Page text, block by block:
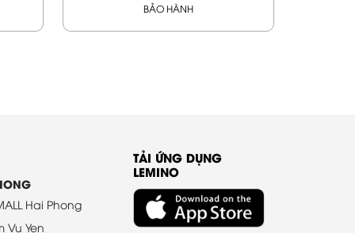
BẢO HÀNH
Hai Phong
Vu Yen
TẢI ỨNG DỤNG
LEMINO